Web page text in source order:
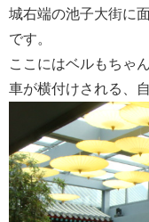
城右端の池子大街に
です。
ここにはベルもちゃ
車が横付けされる、